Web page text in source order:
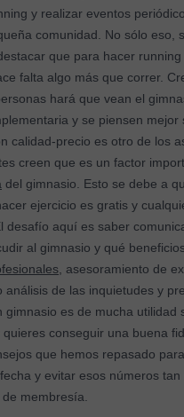
y realizar eventos
comunidad. No sólo eso,
que para hacer
falta algo más que correr.
hará que vean el
y se piensen mejor
calidad-precio es otro de los
creen que es un factor
del gimnasio. Esto se debe a
ejercicio es gratis y
desafío aquí es saber
al gimnasio y qué
, asesoramiento de
análisis de las inquietudes y
gimnasio es de mucha utilidad
conseguir una buena
que hemos repasado
y evitar esos números
membresía.